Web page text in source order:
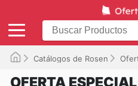
Catálogos de Rosen
OFERTA